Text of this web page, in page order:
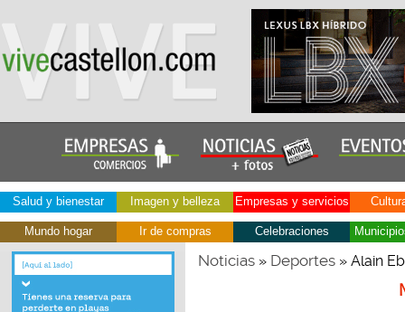
Salud y bienestar Imagen y belleza Empresas y servicios
Mundo hogar Ir de compras Celebraciones
Noticias» Deportes» Alain